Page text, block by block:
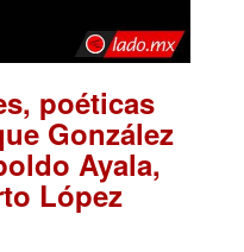
poéticas
González
Ayala,
López